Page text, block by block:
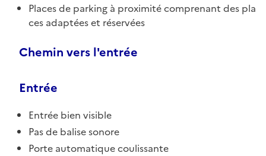
Places de parking à proximité comprenant des pla
ces adaptées et réservées
Chemin vers l'entrée
Entrée
Entrée bien visible
Pas de balise sonore
Porte automatique coulissante